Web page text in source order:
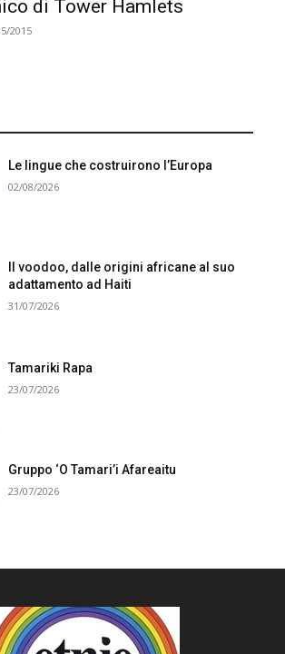
di Tower Hamlets
2015
Le lingue che costruirono l’Europa
02/08/2026
Il voodoo, dalle origini africane al suo
adattamento ad Haiti
31/07/2026
Tamariki Rapa
23/07/2026
Gruppo ‘O Tamari’i Afareaitu
23/07/2026